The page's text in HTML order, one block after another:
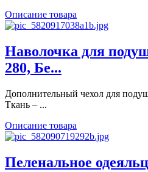
Описание товара
Наволочка для
280, Бе...
Дополнительный чехол для
Ткань – ...
Описание товара
Пеленальное